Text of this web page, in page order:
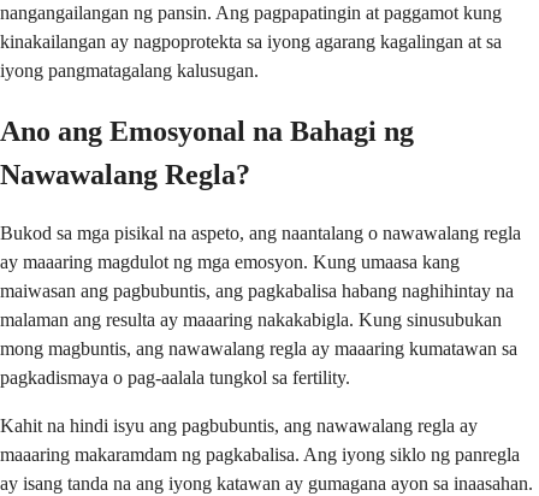
nangangailangan ng pansin. Ang pagpapatingin at paggamot kung
kinakailangan ay nagpoprotekta sa iyong agarang kagalingan at sa
iyong pangmatagalang kalusugan.
Ano ang Emosyonal na Bahagi ng
Nawawalang Regla?
Bukod sa mga pisikal na aspeto, ang naantalang o nawawalang regla
ay maaaring magdulot ng mga emosyon. Kung umaasa kang
maiwasan ang pagbubuntis, ang pagkabalisa habang naghihintay na
malaman ang resulta ay maaaring nakakabigla. Kung sinusubukan
mong magbuntis, ang nawawalang regla ay maaaring kumatawan sa
pagkadismaya o pag-aalala tungkol sa fertility.
Kahit na hindi isyu ang pagbubuntis, ang nawawalang regla ay
maaaring makaramdam ng pagkabalisa. Ang iyong siklo ng panregla
ay isang tanda na ang iyong katawan ay gumagana ayon sa inaasahan.